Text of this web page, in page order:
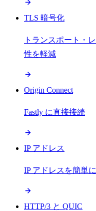
TLS 暗号化
トランスポート・
性を軽減
Origin Connect
Fastly に直接接続
IP アドレス
IP アドレスを簡単
HTTP/3 と QUIC